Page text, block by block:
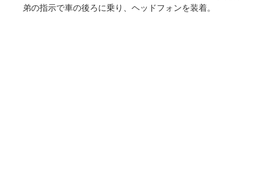
弟の指示で車の後ろに乗り、ヘッドフォンを装着。